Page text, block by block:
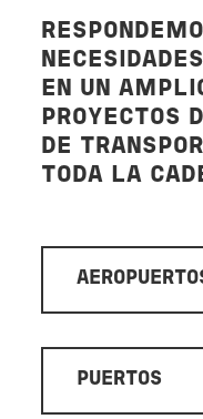
EN UN
PROYECTOS
DE
TODA LA
PUERTOS